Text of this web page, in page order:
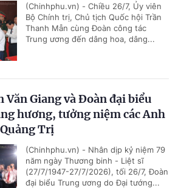
(Chinhphu.vn) - Chiều 26/7, Ủy viên
Bộ Chính trị, Chủ tịch Quốc hội Trần
Thanh Mẫn cùng Đoàn công tác
Trung ương đến dâng hoa, dâng...
Văn Giang và Đoàn đại biểu
hương, tưởng niệm các Anh
Trị
(Chinhphu.vn) - Nhân dịp kỷ niệm 79
năm ngày Thương binh - Liệt sĩ
(27/7/1947-27/7/2026), tối 26/7, Đoàn
đại biểu Trung ương do Đại tướng...